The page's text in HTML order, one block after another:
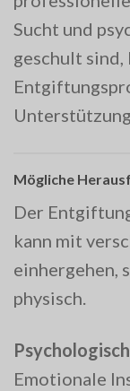
Sucht und
geschult sind,
Mögliche
Der
kann mit
einhergehen,
physisch.
Emotionale